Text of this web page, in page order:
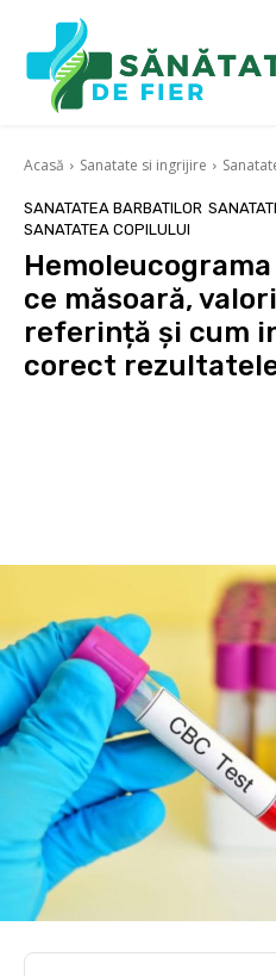
Acasă Sanatate si ingrijire
SANATATEA BARBATILOR
SANATATEA COPILULUI
ce măsoară,
referință și cum
corect